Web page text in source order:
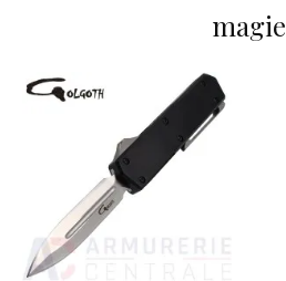
magie